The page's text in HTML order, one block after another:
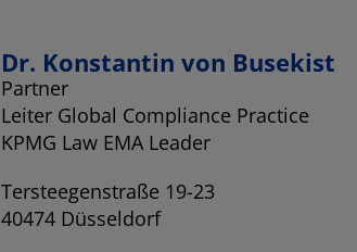
Dr. Konstantin von Busekist
Partner
Leiter Global Compliance Practice
KPMG Law EMA Leader
Tersteegenstraße 19-23
40474 Düsseldorf